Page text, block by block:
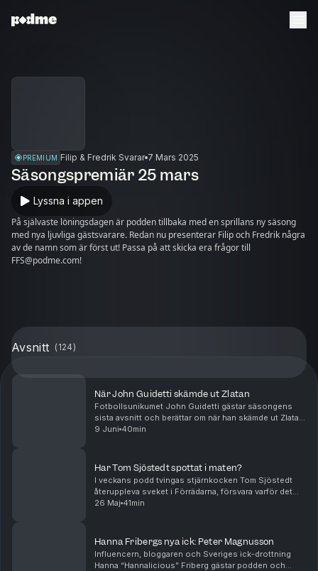
PREMIUM Filip & Fredrik Svarar 7 Mars 2025
Säsongspremiär 25 mars
Lyssna i appen
På självaste löningsdagen är podden tillbaka med en sprillans ny säsong
med nya ljuvliga gästsvarare. Redan nu presenterar Filip och Fredrik några
av de namn som är först ut! Passa på att skicka era frågor till
FFS@podme.com!
Avsnitt ( 124)
När John Guidetti skämde ut Zlatan
Fotbollsunikumet John Guidetti gästar säsongens
sista avsnitt och berättar om när han skämde ut Zlatan
inför Justin Timberlake, varför hans porträtt hänger på
9 Juni 40min
Har Tom Sjöstedt spottat i maten?
I veckans podd tvingas stjärnkocken Tom Sjöstedt
återuppleva sveket i Förrädarna, försvara varför det
fortfarande bara spelas Kent på Lilla Ego och välja
26 Maj 41min
Hanna Fribergs nya ick: Peter Magnusson
Influencern, bloggaren och Sveriges ick-drottning
Hanna “Hannalicious” Friberg gästar podden och